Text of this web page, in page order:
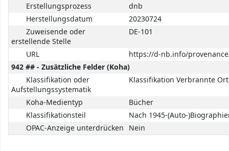
Erstellungsprozess
dnb
Herstellungsdatum
20230724
Zuweisende oder
erstellende Stelle
DE-101
URL
https://d-nb.info/
942 ## - Zusätzliche Felder (Koha)
Klassifikation oder
Aufstellungssystematik
Klassifikation Verbrannte
Koha-Medientyp
Bücher
Klassifikationsteil
Nach 1945-(Auto-
OPAC-Anzeige unterdrücken Nein